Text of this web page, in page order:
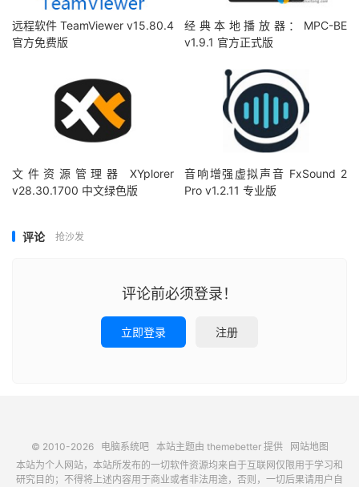
远程软件 TeamViewer v15.80.4
官方免费版
经典本地播放器：MPC-BE
v1.9.1 官方正式版
文件资源管理器 XYplorer
v28.30.1700 中文绿色版
音响增强虚拟声音 FxSound 2
Pro v1.2.11 专业版
评论 抢沙发
评论前必须登录！
立即登录 注册
© 2010-2026 电脑系统吧本站主题由 themebetter提供 网站地图
本站为个人网站，本站所发布的一切软件资源均来自于互联网仅限用于学习和
研究目的；不得将上述内容用于商业或者非法用途，否则，一切后果请用户自